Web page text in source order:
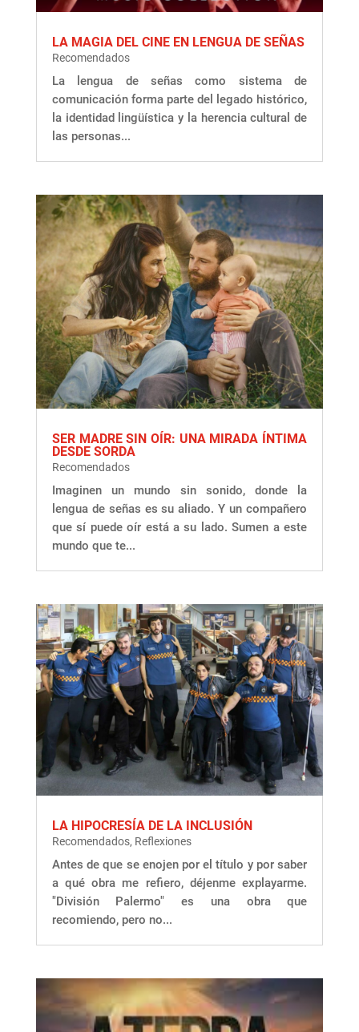
LA MAGIA DEL CINE EN LENGUA DE SEÑAS
Recomendados
La lengua de señas como sistema de
comunicación forma parte del legado histórico,
la identidad lingüística y la herencia cultural de
las personas...
SER MADRE SIN OÍR: UNA MIRADA ÍNTIMA
DESDE SORDA
Recomendados
Imaginen un mundo sin sonido, donde la
lengua de señas es su aliado. Y un compañero
que sí puede oír está a su lado. Sumen a este
mundo que te...
LA HIPOCRESÍA DE LA INCLUSIÓN
Recomendados, Reflexiones
Antes de que se enojen por el título y por saber
a qué obra me refiero, déjenme explayarme.
"División Palermo" es una obra que
recomiendo, pero no...